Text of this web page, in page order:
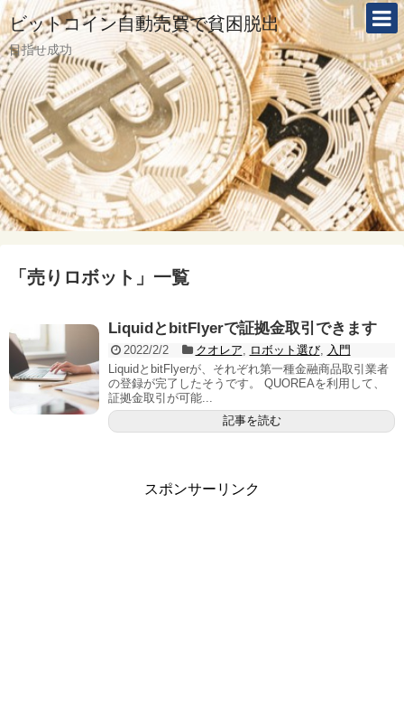
ビットコイン自動売買で貧困脱出
目指せ成功
「 売りロボット 」 一覧
LiquidとbitFlyerで証拠金取引できます
2022/2/2 クオレア ロボット選び,
入門
LiquidとbitFlyerが、それぞれ第一種金融商品取引業者
の登録が完了したそうです。 QUOREAを利用して、
証拠金取引が可能...
記事を読む
スポンサーリンク